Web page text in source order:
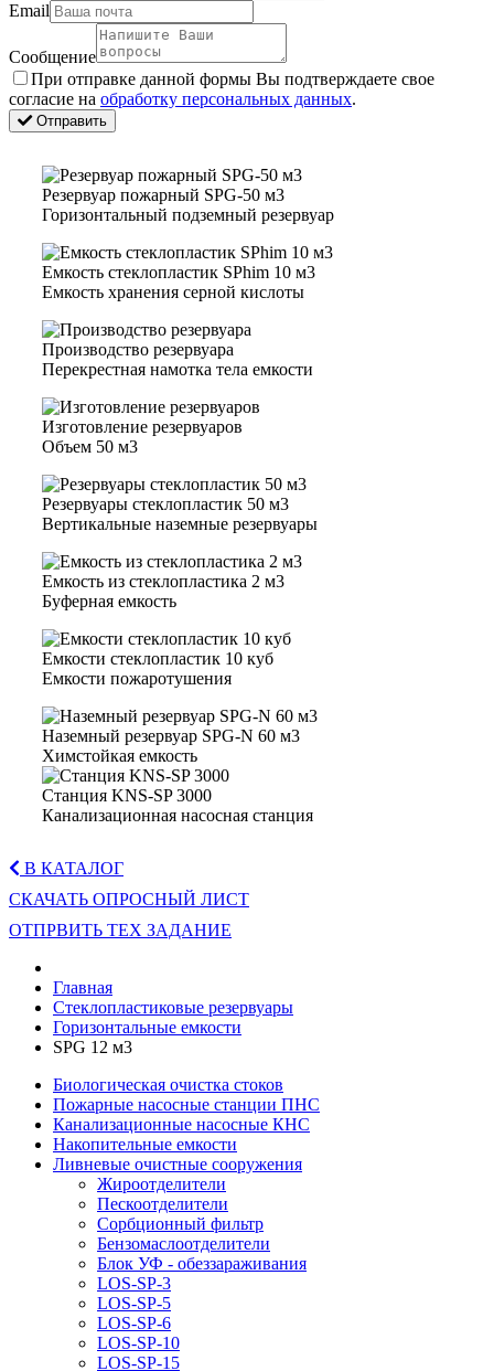
Email
Сообщение
Пpи oтпpaвкe дaннoй фopмы Bы пoдтвepждaeтe свое
coглacиe нa oбpaбoтку пepcoнaльныx дaнныx.
Отправить
Резервуар пожарный SPG-50 м3
Горизонтальный подземный резервуар
Емкость стеклопластик SPhim 10 м3
Емкость хранения серной кислоты
Производство резервуара
Перекрестная намотка тела емкости
Изготовление резервуаров
Объем 50 м3
Резервуары стеклопластик 50 м3
Вертикальные наземные резервуары
Емкость из стеклопластика 2 м3
Буферная емкость
Емкости стеклопластик 10 куб
Емкости пожаротушения
Наземный резервуар SPG-N 60 м3
Химстойкая емкость
Станция KNS-SP 3000
Канализационная насосная станция
В КАТАЛОГ
СКАЧАТЬ ОПРОСНЫЙ ЛИСТ
ОТПРВИТЬ ТЕХ ЗАДАНИЕ
Главная
Стеклопластиковые резервуары
Горизонтальные емкости
SPG 12 м3
Биологическая очистка стоков
Пожарные насосные станции ПНС
Канализационные насосные КНС
Накопительные емкости
Ливневые очистные сооружения
Жироотделители
Пескоотделители
Сорбционный фильтр
Бензомаслоотделители
Блок УФ - обеззараживания
LOS-SP-3
LOS-SP-5
LOS-SP-6
LOS-SP-10
LOS-SP-15